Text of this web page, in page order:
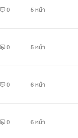
0 5 หน้า
0 5 หน้า
0 6 หน้า
0 6 หน้า